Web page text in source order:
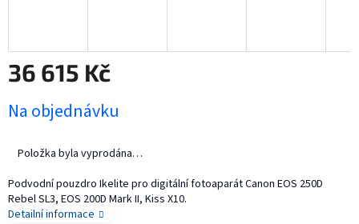
36 615 Kč
cena:
Na objednávku
Položka byla vyprodána…
Podvodní pouzdro Ikelite pro digitální fotoaparát Canon EOS 250D
Rebel SL3, EOS 200D Mark II, Kiss X10.
Detailní informace